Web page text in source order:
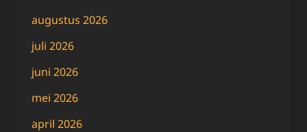
augustus 2026
juli 2026
juni 2026
mei 2026
april 2026